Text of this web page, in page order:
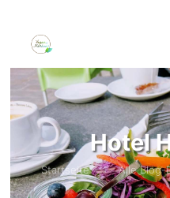
Hotel
Startseite Alle Blog-